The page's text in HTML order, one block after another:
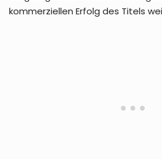
kommerziellen Erfolg des Titels